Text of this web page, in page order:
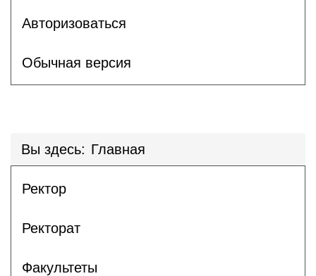
Авторизоваться
Обычная версия
Вы здесь: Главная
Ректор
Ректорат
Факультеты